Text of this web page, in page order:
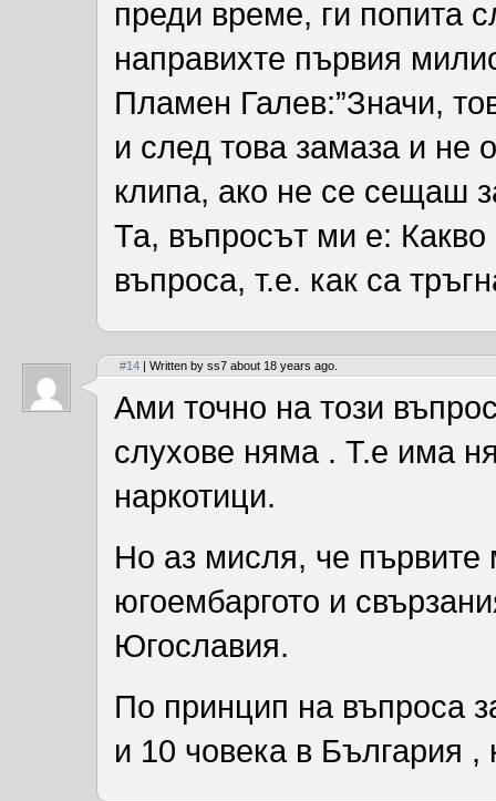
преди време, ги попита
направихте първия
Пламен Галев:”Значи,
и след това замаза и не
клипа, ако не се сещаш
Та, въпросът ми е: Какво
въпросa, т.е. как са
#14 | Written by ss7 about 18 years ago.
Ами точно на този
слухове няма . Т.е има
наркотици.
Но аз мисля, че
югоембаргото и
Югославия.
По принцип на въпроса
и 10 човека в България ,